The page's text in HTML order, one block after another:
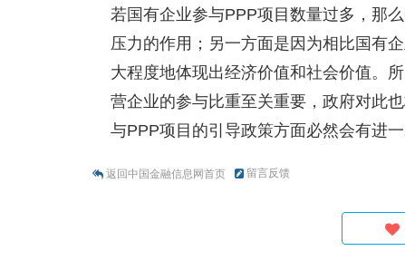
若国有企业参与PPP项目数量过多，那
压力的作用；另一方面是因为相比国有
大程度地体现出经济价值和社会价值。
营企业的参与比重至关重要，政府对此
与PPP项目的引导政策方面必然会有进
返回中国金融信息网首页 留言反馈